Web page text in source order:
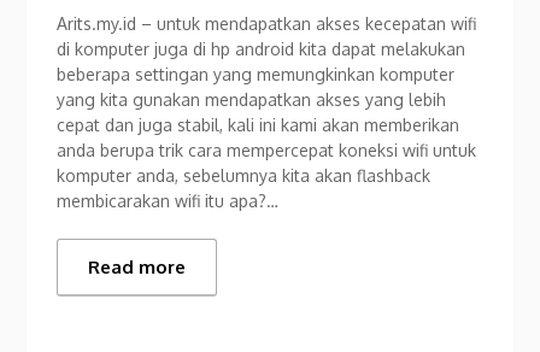
Arits.my.id – untuk mendapatkan akses kecepatan wifi
di komputer juga di hp android kita dapat melakukan
beberapa settingan yang memungkinkan komputer
yang kita gunakan mendapatkan akses yang lebih
cepat dan juga stabil, kali ini kami akan memberikan
anda berupa trik cara mempercepat koneksi wifi untuk
komputer anda, sebelumnya kita akan flashback
membicarakan wifi itu apa?…
Read more